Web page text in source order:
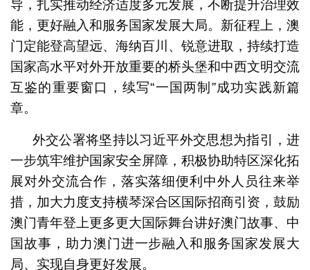
导，扎实推动经济适度多元发展，不断提升治理效
能，更好融入和服务国家发展大局。新征程上，澳
门定能登高望远、海纳百川、锐意进取，持续打造
国家高水平对外开放重要的桥头堡和中西文明交流
互鉴的重要窗口，续写“一国两制”成功实践新篇
章。
外交公署将坚持以习近平外交思想为指引，进
一步筑牢维护国家安全屏障，积极协助特区深化拓
展对外交流合作，落实落细便利中外人员往来举
措，加大力度支持横琴深合区国际招商引资，鼓励
澳门青年登上更多更大国际舞台讲好澳门故事、中
国故事，助力澳门进一步融入和服务国家发展大
局、实现自身更好发展。